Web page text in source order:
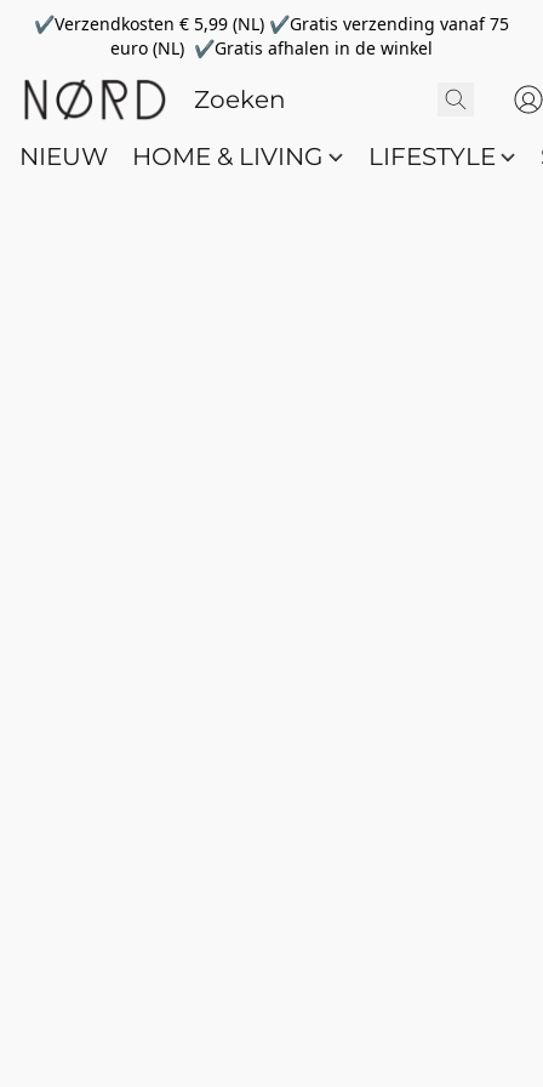
✔Verzendkosten € 5,99 (NL) ✔Gratis verzending vanaf 75
euro (NL) ✔Gratis afhalen in de winkel
NIEUW HOME & LIVING LIFESTYLE